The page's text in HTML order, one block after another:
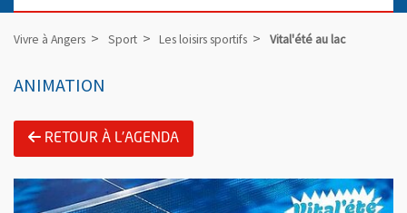
Vivre à Angers Sport Les loisirs sportifs Vital'été au lac
ANIMATION
RETOUR À L'AGENDA